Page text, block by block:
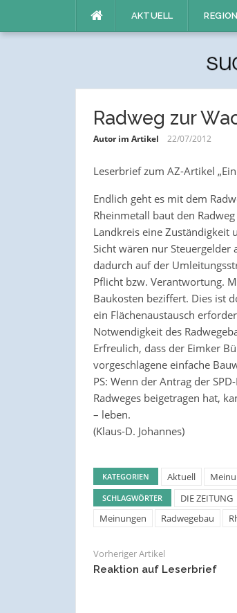
AKTUELL
Radweg zur
Autor im Artikel 22/07/2012
Leserbrief zum AZ-Artikel
Endlich geht es mit dem
Rheinmetall baut den
Landkreis eine Zuständigkeit
Sicht wären nur Steuergelder
dadurch auf der
Pflicht bzw. Verantwortung.
Baukosten beziffert. Dies ist
ein Flächenaustausch
Notwendigkeit des
Erfreulich, dass der Eimker
vorgeschlagene einfache
PS: Wenn der Antrag der
Radweges beigetragen hat,
– leben.
(Klaus-D. Johannes)
KATEGORIEN Aktuell
SCHLAGWÖRTER DIE ZEITUNG
Meinungen
Radwegebau
Vorheriger Artikel
Reaktion auf Leserbrief